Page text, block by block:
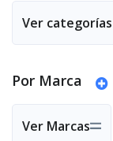
Ver categorías
Por Marca
Ver Marcas